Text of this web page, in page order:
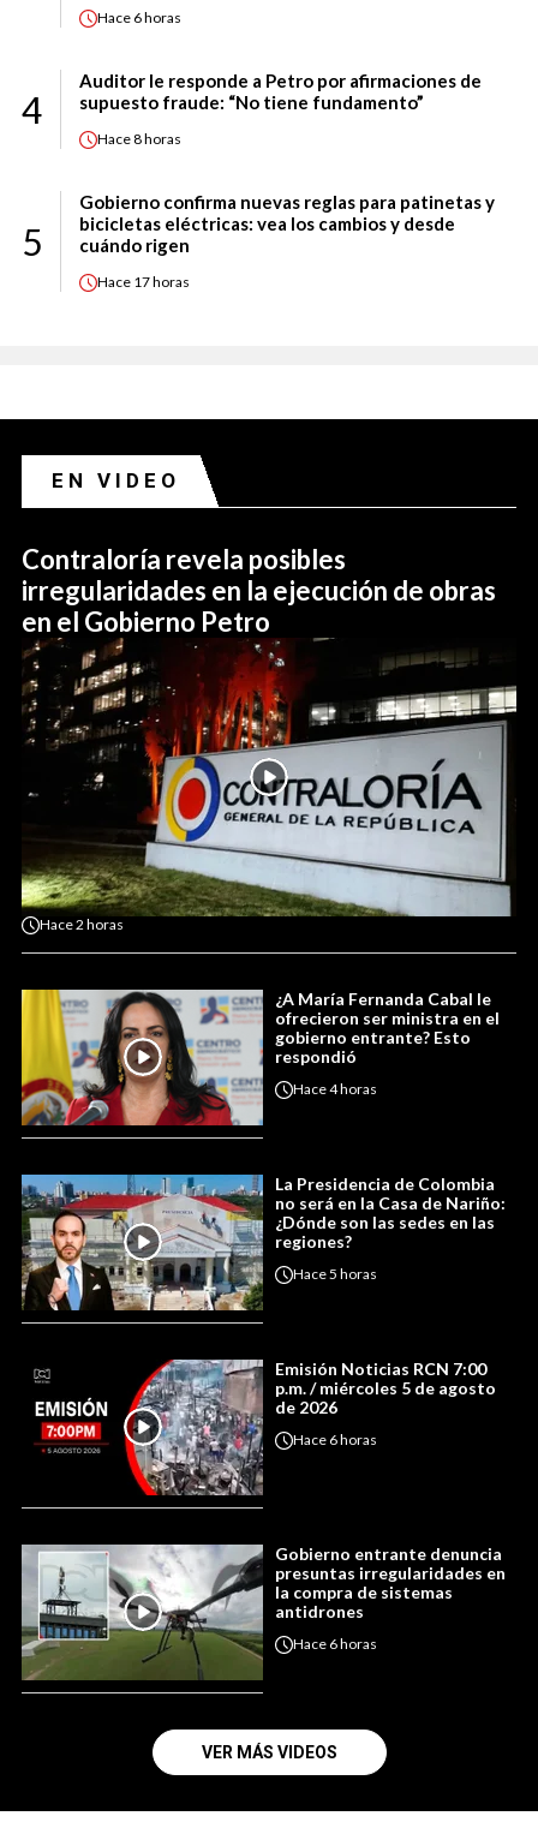
Hace 6 horas
4
Auditor le responde a Petro por afirmaciones de
supuesto fraude: “No tiene fundamento”
Hace8 horas
5
Gobierno confirma nuevas reglas para patinetas y
bicicletas eléctricas: vea los cambios y desde
cuándo rigen
Hace 17 horas
EN VIDEO
Contraloría revela posibles
irregularidades en la ejecución de obras
en el Gobierno Petro
Hace2 horas
¿A María Fernanda Cabal le
ofrecieron ser ministra en el
gobierno entrante? Esto
respondió
Hace4 horas
La Presidencia de Colombia
no será en la Casa de Nariño:
¿Dónde son las sedes en las
regiones?
Hace5 horas
Emisión Noticias RCN 7:00
p.m. / miércoles 5 de agosto
de 2026
Hace 6 horas
Gobierno entrante denuncia
presuntas irregularidades en
la compra de sistemas
antidrones
Hace 6 horas
VER MÁS VIDEOS